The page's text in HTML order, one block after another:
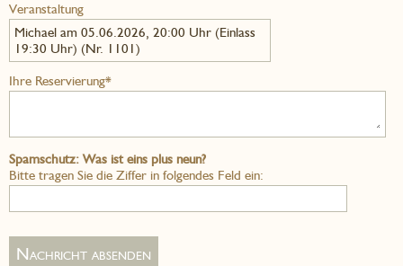
Veranstaltung
Michael am 05.06.2026, 20:00 Uhr (Einlass
19:30 Uhr) (Nr. 1101)
Ihre Reservierung*
Spamschutz: Was ist eins plus neun?
Bitte tragen Sie die Ziffer in folgendes Feld ein: